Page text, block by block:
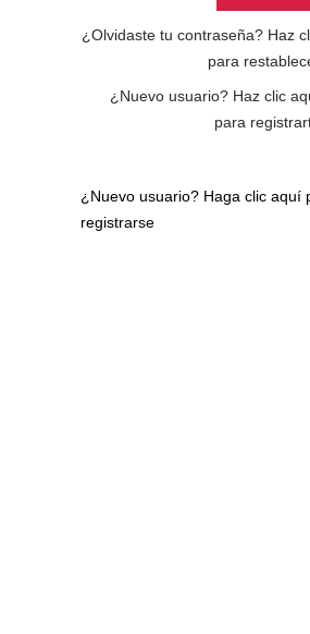
¿Olvidaste tu contraseña? Haz
para
¿Nuevo usuario? Haz clic
para
¿Nuevo usuario? Haga clic aquí
registrarse